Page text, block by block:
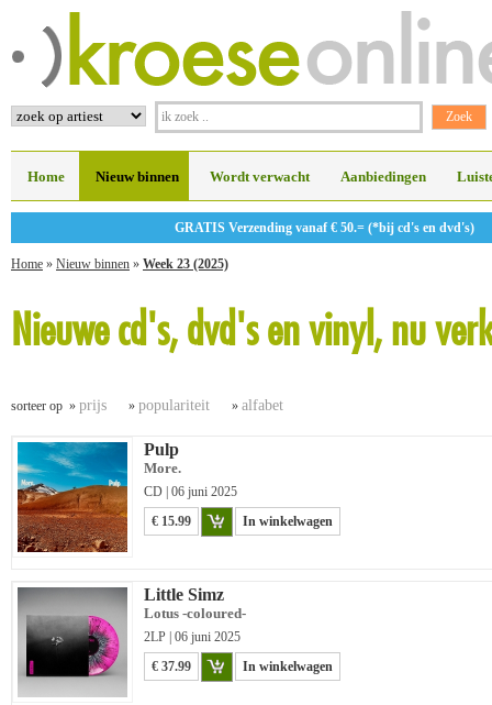
Home Nieuw binnen Wordt verwacht Aanbiedingen
GRATIS Verzending vanaf € 50.= (*bij cd's en dvd's)
Home » Nieuw binnen » Week 23 (2025)
Nieuwe cd's, dvd's en vinyl, nu
sorteer op » prijs » populariteit » alfabet
Pulp
More.
CD | 06 juni 2025
€ 15.99
In winkelwagen
Little Simz
Lotus -coloured-
2LP | 06 juni 2025
€ 37.99
In winkelwagen